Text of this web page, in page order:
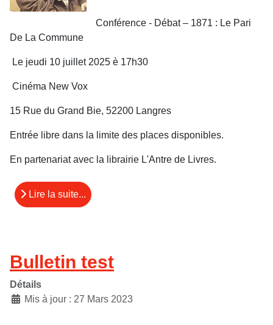
Conférence - Débat – 1871 : Le Pari
De La Commune
Le jeudi 10 juillet 2025 è 17h30
Cinéma New Vox
15 Rue du Grand Bie, 52200 Langres
Entrée libre dans la limite des places disponibles.
En partenariat avec la librairie L'Antre de Livres.
Lire la suite...
Bulletin test
Détails
Mis à jour : 27 Mars 2023